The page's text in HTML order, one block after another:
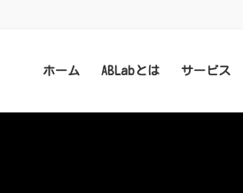
ホーム ABLabとは サービス